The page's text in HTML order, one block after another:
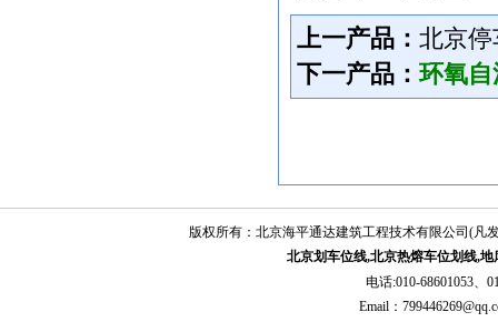
我们的理念：为城市交通贡献力量，
上一产品： 北京
下一产品：环氧
版权所有：北京海平通达建筑工程技术有限公司(凡
北京划车位线,北京热熔车位划线,
电话:010-68601053、
Email：